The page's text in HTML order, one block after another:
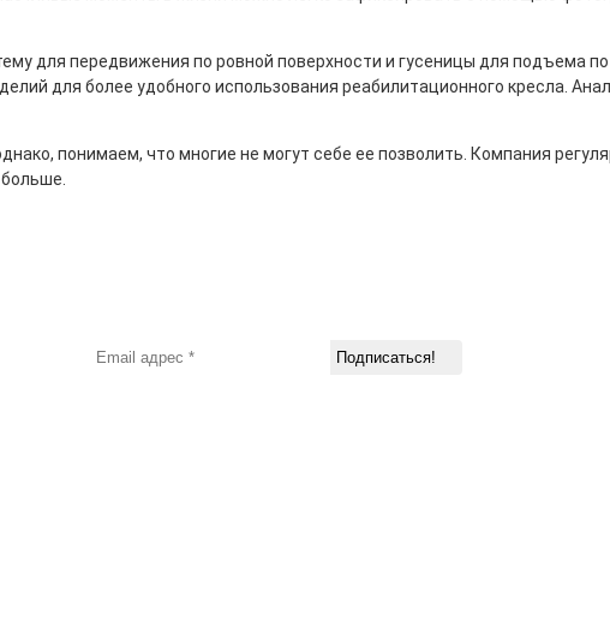
для передвижения по ровной поверхности и гусеницы для подъема
для более удобного использования реабилитационного кресла.
понимаем, что многие не могут себе ее позволить. Компания